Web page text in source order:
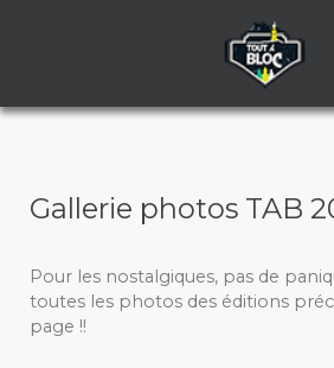
Gallerie photos TAB
Pour les nostalgiques, pas de
toutes les photos des éditions
page !!